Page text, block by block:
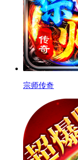
宗师传奇